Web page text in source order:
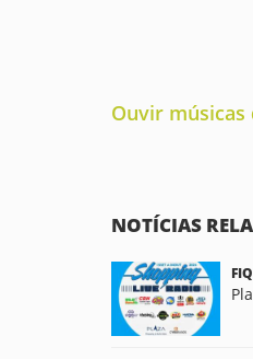
Ouvir músicas
NOTÍCIAS